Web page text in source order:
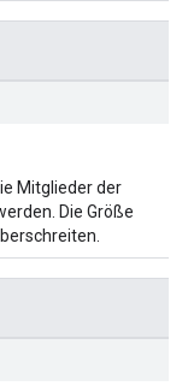
Mitglieder der
Die Größe